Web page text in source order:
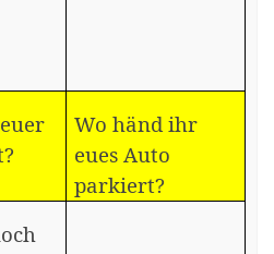
Wo händ ihr
eues Auto
parkiert?